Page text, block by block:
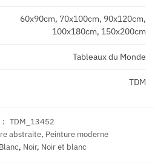
60x90cm, 70x100cm, 90x120cm,
100x180cm, 150x200cm
Tableaux du Monde
TDM
: TDM_13452
abstraite, Peinture moderne
Blanc, Noir, Noir et blanc